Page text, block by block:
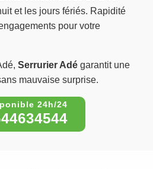
et les jours fériés. Rapidité
pour votre
Serrurier Adé garantit une
mauvaise surprise.